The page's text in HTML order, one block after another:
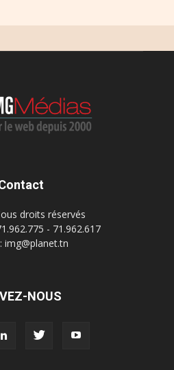
droits réservés
- 71.962.617
img@planet.tn
NOUS